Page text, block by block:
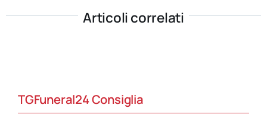
Articoli correlati
TGFuneral24 Consiglia